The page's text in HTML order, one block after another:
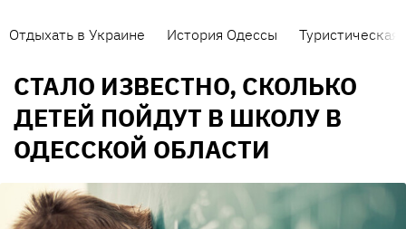
Отдыхать в Украине История Одессы Туристическая
СТАЛО ИЗВЕСТНО, СКОЛЬКО
ДЕТЕЙ ПОЙДУТ В ШКОЛУ В
ОДЕССКОЙ ОБЛАСТИ